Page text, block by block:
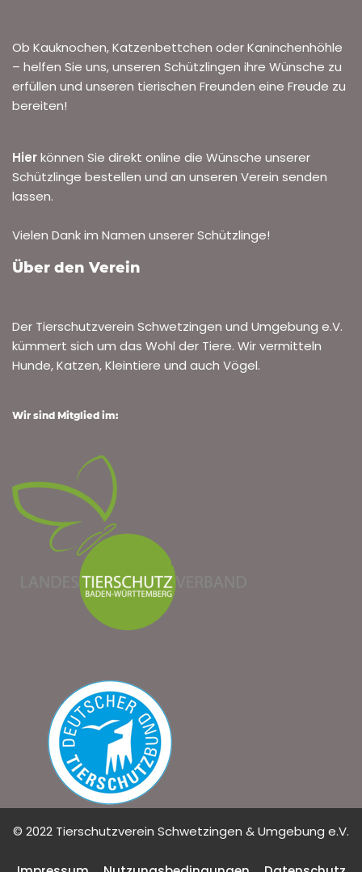
Ob Kauknochen, Katzenbettchen oder Kaninchenhöhle
– helfen Sie uns, unseren Schützlingen ihre Wünsche zu
erfüllen und unseren tierischen Freunden eine Freude zu
bereiten!
Hierkönnen Sie direkt online die Wünsche unserer
Schützlinge bestellen und an unseren Verein senden
lassen.
Vielen Dank im Namen unserer Schützlinge!
Über den Verein
Der Tierschutzverein Schwetzingen und Umgebung e.V.
kümmert sich um das Wohl der Tiere. Wir vermitteln
Hunde, Katzen, Kleintiere und auch Vögel.
Wir sind Mitglied im:
© 2022 Tierschutzverein Schwetzingen & Umgebung e.V.